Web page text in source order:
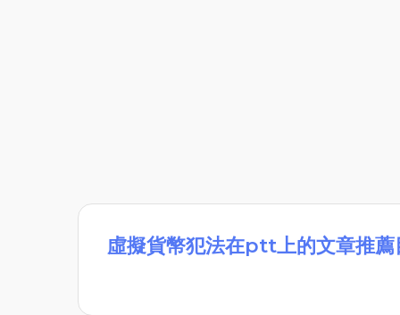
虛擬貨幣犯法在ptt上的文章推薦